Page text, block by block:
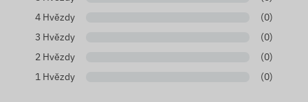
4 Hvězdy
(0)
3 Hvězdy
(0)
2 Hvězdy
(0)
1 Hvězdy
(0)